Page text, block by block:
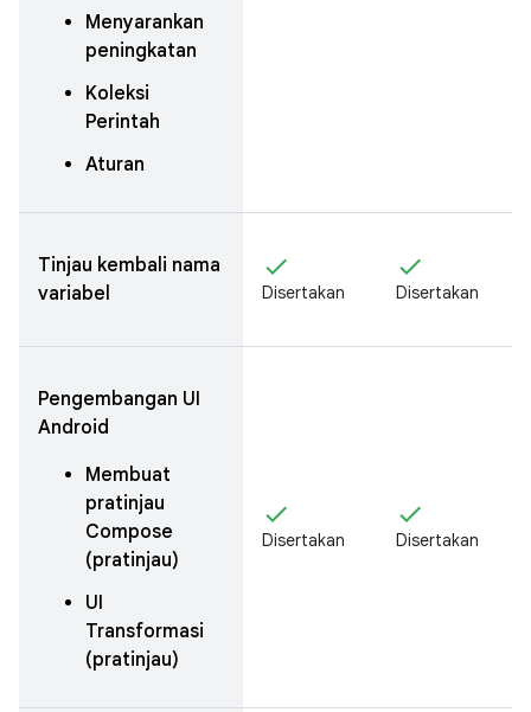
Menyarankan
peningkatan
Koleksi
Perintah
Aturan
Tinjau kembali nama
variabel
check
Disertakan
check
Disertakan
Pengembangan UI
Android
Membuat
pratinjau
Compose
(pratinjau)
UI
Transformasi
(pratinjau)
check
Disertakan
check
Disertakan